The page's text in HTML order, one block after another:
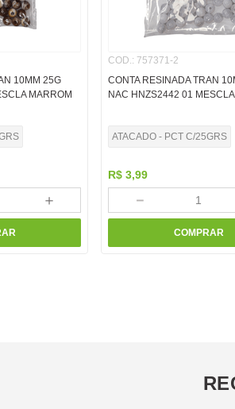
10MM 25G
MARROM
＋
COD.: 757371-2
CONTA RESINADA TRAN
NAC HNZS2442 01
ATACADO - PCT C/25GRS
R$ 3,99
－
COMPRAR